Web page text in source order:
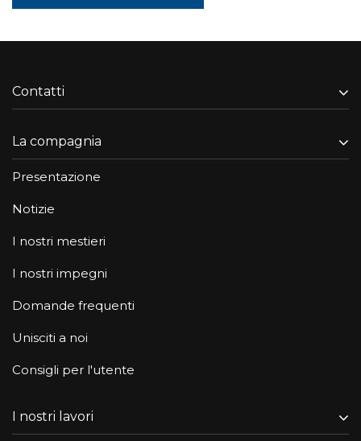
Contatti
La compagnia
Presentazione
Notizie
I nostri mestieri
I nostri impegni
Domande frequenti
Unisciti a noi
Consigli per l'utente
I nostri lavori